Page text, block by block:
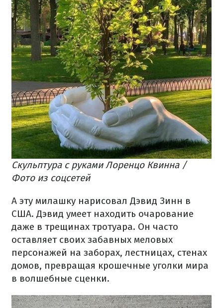
Скульптура с руками Лоренцо Квинна /
Фото из соцсетей
А эту милашку нарисовал Дэвид Зинн в
США. Дэвид умеет находить очарование
даже в трещинах тротуара. Он часто
оставляет своих забавных меловых
персонажей на заборах, лестницах, стенах
домов, превращая крошечные уголки мира
в волшебные сценки.